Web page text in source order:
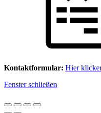
Kontaktformular: Hier
Fenster schließen